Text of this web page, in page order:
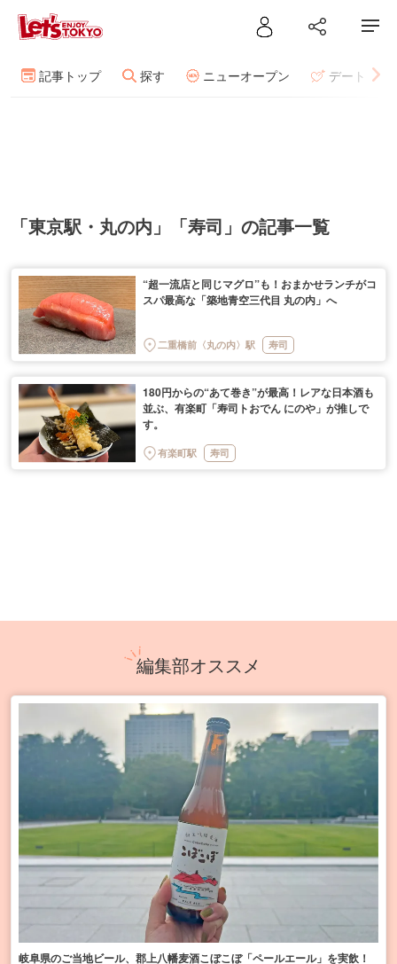
記事トップ 探す ニューオープン デート
「東京駅・丸の内」「寿司」の記事一覧
“超一流店と同じマグロ”も！おまかせランチがコ
スパ最高な「築地青空三代目 丸の内」へ
二重橋前〈丸の内〉駅 寿司
180円からの“あて巻き”が最高！レアな日本酒も
並ぶ、有楽町「寿司トおでん にのや」が推しで
す。
有楽町駅 寿司
編集部オススメ
岐阜県のご当地ビール、郡上八幡麦酒こぼこぼ「ペールエール」を実飲！